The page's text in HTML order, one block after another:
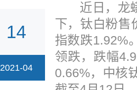
14
2021-04
近日，龙蟒
下，钛白粉
指数跌1.92%
领跌，跌幅
0.66%，中